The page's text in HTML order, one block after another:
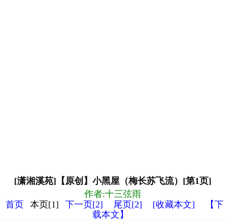
[潇湘溪苑]【原创】小黑屋（梅长苏飞流）[第1页]
作者:十三弦雨
首页
本页[1] 下一页[2] 尾页[2] [收藏本文]
【下
载本文】